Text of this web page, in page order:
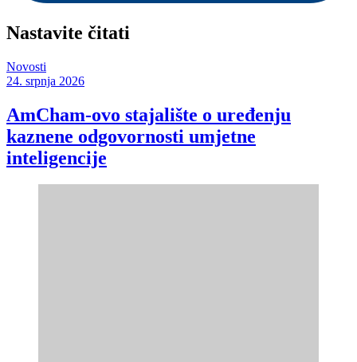
Nastavite čitati
Novosti
24. srpnja 2026
AmCham-ovo stajalište o uređenju
kaznene odgovornosti umjetne
inteligencije